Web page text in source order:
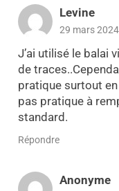
Levine
29 mars
J’ai utilisé le balai
de
pratique surtout
pas pratique à
standard.
Répondre
Anonyme